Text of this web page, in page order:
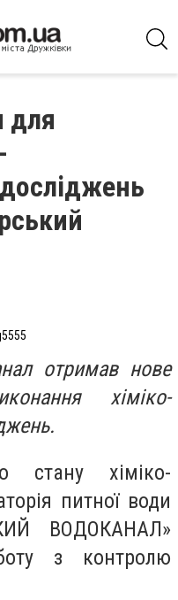
для
досліджень
отримав нове
хіміко-
стану хіміко-
питної води
ВОДОКАНАЛ»
з контролю